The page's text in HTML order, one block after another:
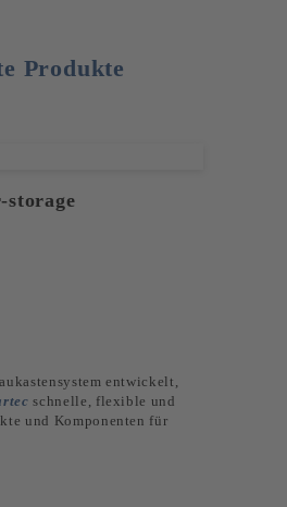
Produkte
storage
entwickelt,
schnelle, flexible und
und Komponenten für